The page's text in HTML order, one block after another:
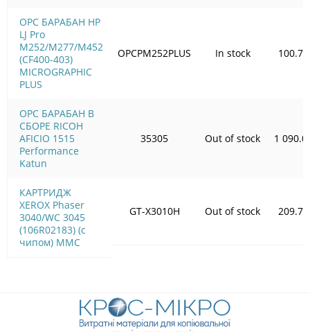
OPC БАРАБАН HP
LJ Pro
M252/M277/M452
(CF400-403)
MICROGRAPHIC
PLUS
OPC БАРАБАН В
СБОРЕ RICOH
AFICIO 1515
Performance
Katun
КАРТРИДЖ
XEROX Phaser
3040/WC 3045
(106R02183) (с
чипом) MMC
OPCPM252PLUS In stock 100.72
35305 Out of stock 1
GT-X3010H Out of stock 209.72